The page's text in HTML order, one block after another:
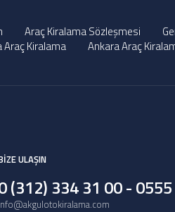
Araç Kiralama Sözleşmesi
Araç Kiralama
Ankara Araç
ULAŞIN
(312) 334 31 00 -